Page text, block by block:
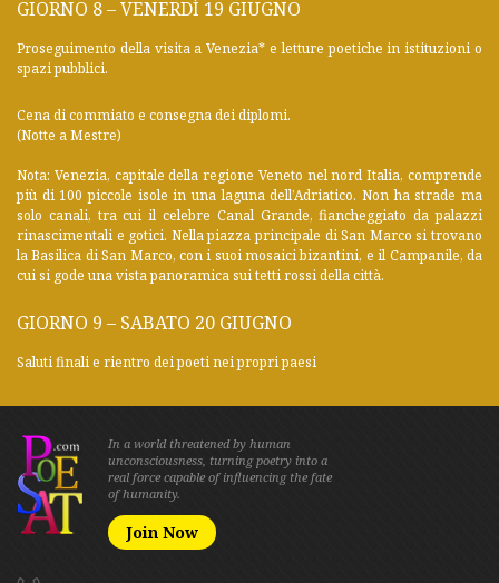
GIORNO 8 – VENERDÌ 19 GIUGNO
Proseguimento della visita a Venezia* e letture poetiche in istituzioni o
spazi pubblici.
Cena di commiato e consegna dei diplomi.
(Notte a Mestre)
Nota: Venezia, capitale della regione Veneto nel nord Italia, comprende
più di 100 piccole isole in una laguna dell’Adriatico. Non ha strade ma
solo canali, tra cui il celebre Canal Grande, fiancheggiato da palazzi
rinascimentali e gotici. Nella piazza principale di San Marco si trovano
la Basilica di San Marco, con i suoi mosaici bizantini, e il Campanile, da
cui si gode una vista panoramica sui tetti rossi della città.
GIORNO 9 – SABATO 20 GIUGNO
Saluti finali e rientro dei poeti nei propri paesi
In a world threatened by human
unconsciousness, turning poetry into a
real force capable of influencing the fate
of humanity.
Join Now